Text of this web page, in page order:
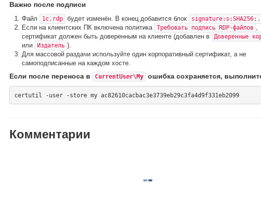
Важно после подписи
Файл 1c.rdp будет изменён. В конец добавится блок
Если на клиентских ПК включена политика Требовать подпись RDP-файлов ,
сертификат должен быть доверенным на клиенте (добавлен в
Доверенные
или Издатель ).
Для массовой раздачи используйте один корпоративный сертификат, а не
самоподписанные на каждом хосте.
Если после переноса в CurrentUser\My ошибка сохраняется,
certutil -user -store my ac82610cacbac3e3739eb29c3fa4d9f331eb2099
Комментарии